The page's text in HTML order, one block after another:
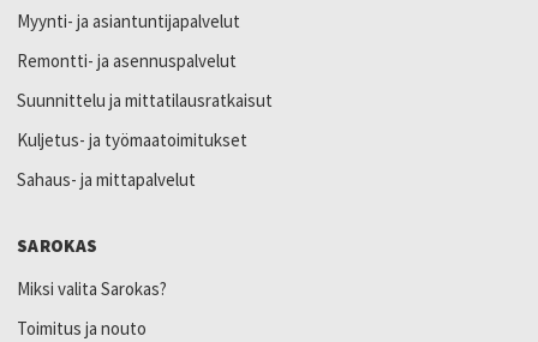
Myynti- ja asiantuntijapalvelut
Remontti- ja asennuspalvelut
Suunnittelu ja mittatilausratkaisut
Kuljetus- ja työmaatoimitukset
Sahaus- ja mittapalvelut
SAROKAS
Miksi valita Sarokas?
Toimitus ja nouto